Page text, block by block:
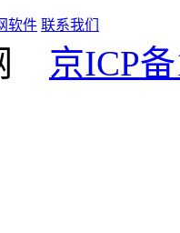
软件 联系我们
京ICP